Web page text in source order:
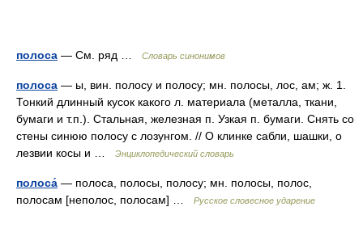
полоса — См. ряд … Словарь синонимов
полоса — ы, вин. полосу и полосу; мн. полосы, лос, ам; ж. 1.
Тонкий длинный кусок какого л. материала (металла, ткани,
бумаги и т.п.). Стальная, железная п. Узкая п. бумаги. Снять со
стены синюю полосу с лозунгом. // О клинке сабли, шашки, о
лезвии косы и …
Энциклопедический словарь
полоса́ — полоса, полосы, полосу; мн. полосы, полос,
полосам [неполос, полосам] …
Русское словесное ударение